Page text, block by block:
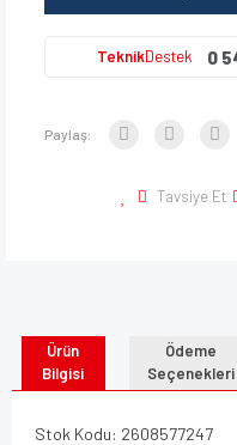
TeknikDestek 0
Paylaş:
Tavsiye Et
Ürün
Bilgisi
Ödeme
Seçenekleri
Stok Kodu: 2608577247